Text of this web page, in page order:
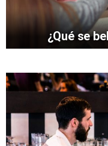
¿Qué se